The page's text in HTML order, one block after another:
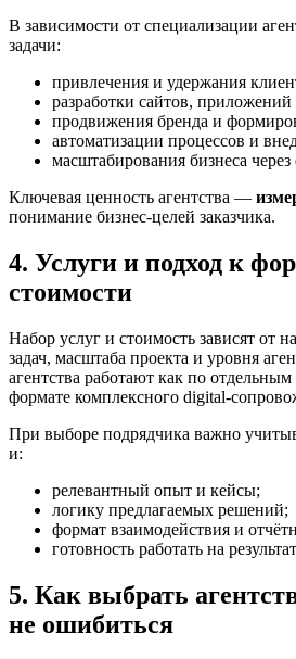
В зависимости от специализации
задачи:
привлечения и удержания
разработки сайтов,
продвижения бренда и
автоматизации процессов и
масштабирования бизнеса
Ключевая ценность агентства —
понимание бизнес-целей заказчика.
4. Услуги и подход к
стоимости
Набор услуг и стоимость зависят от
задач, масштаба проекта и уровня
агентства работают как по
формате комплексного digital-
При выборе подрядчика важно
и:
релевантный опыт и кейсы;
логику предлагаемых решений;
формат взаимодействия и
готовность работать на
5. Как выбрать
не ошибиться